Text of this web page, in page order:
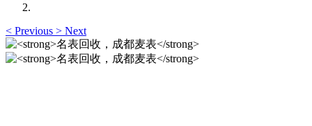
< Previous > Next